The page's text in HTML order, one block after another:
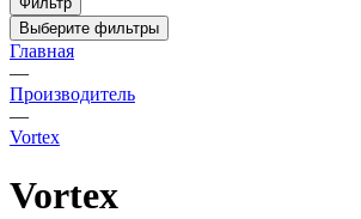
Выберите фильтры
Главная
—
Производитель
—
Vortex
Vortex